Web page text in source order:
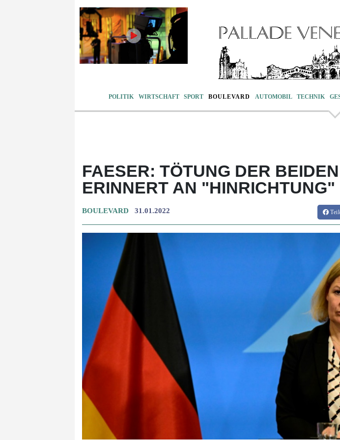
POLITIK WIRTSCHAFT SPORT BOULEVARD AUTOMOBIL TECHNIK
FAESER: TÖTUNG DER
ERINNERT AN "HINRICHTUNG"
BOULEVARD 31.01.2022